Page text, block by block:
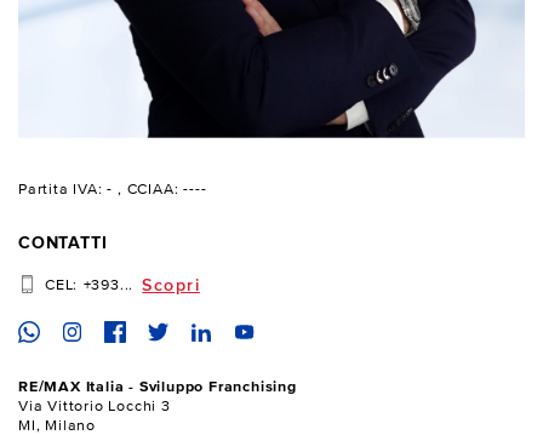
Partita IVA: - , CCIAA: ----
CONTATTI
CEL: +393... Scopri
RE/MAX Italia - Sviluppo Franchising
Via Vittorio Locchi 3
MI, Milano